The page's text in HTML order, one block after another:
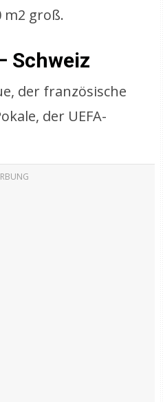
m2 groß.
Schweiz
der französische
der UEFA-